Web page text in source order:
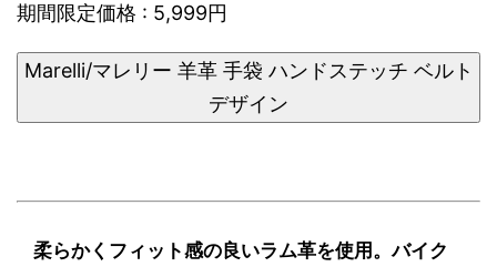
期間限定価格 : 5,999円
Marelli/マレリー 羊革 手袋 ハンドステッチ ベルト
デザイン
柔らかくフィット感の良いラム革を使用。バイク